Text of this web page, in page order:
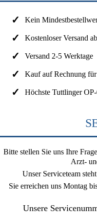
Kein
Kostenloser Versand
Versand 2-5 Werktage
Kauf auf Rechnung
Höchste Tuttlinger
Bitte stellen Sie uns Ihre
Arzt-
Unser Serviceteam
Sie erreichen uns Montag
Unsere